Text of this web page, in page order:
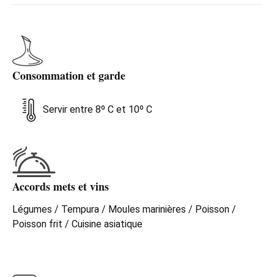
Consommation et garde
Servir entre 8º C et 10º C
Accords mets et vins
Légumes / Tempura / Moules marinières / Poisson /
Poisson frit / Cuisine asiatique